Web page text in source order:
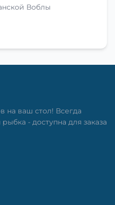
Воблы
на ваш стол! Всегда
- доступна для заказа